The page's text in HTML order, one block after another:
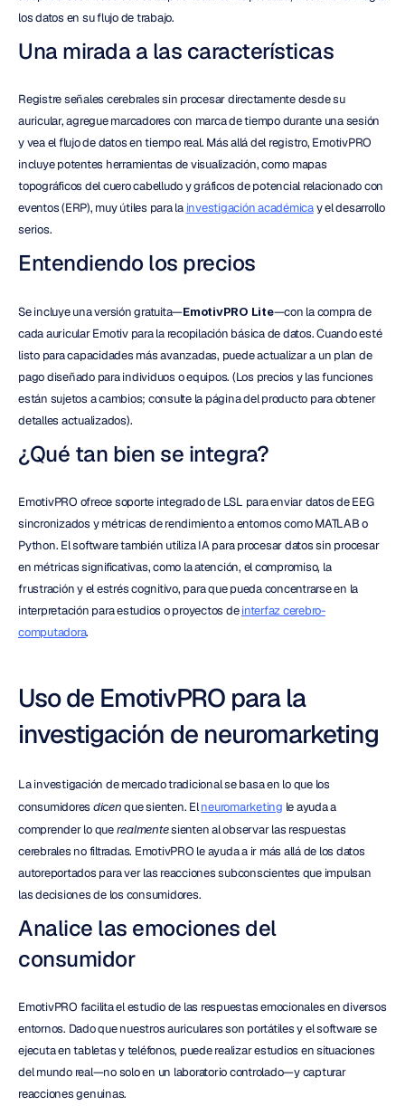
los datos en su flujo de trabajo.
Una mirada a las características
Registre señales cerebrales sin procesar directamente desde su
auricular, agregue marcadores con marca de tiempo durante una sesión
y vea el flujo de datos en tiempo real. Más allá del registro, EmotivPRO
incluye potentes herramientas de visualización, como mapas
topográficos del cuero cabelludo y gráficos de potencial relacionado con
eventos (ERP), muy útiles para la investigación académica y el desarrollo
serios.
Entendiendo los precios
Se incluye una versión gratuita—EmotivPRO Lite—con la compra de
cada auricular Emotiv para la recopilación básica de datos. Cuando esté
listo para capacidades más avanzadas, puede actualizar a un plan de
pago diseñado para individuos o equipos. (Los precios y las funciones
están sujetos a cambios; consulte la página del producto para obtener
detalles actualizados).
¿Qué tan bien se integra?
EmotivPRO ofrece soporte integrado de LSL para enviar datos de EEG
sincronizados y métricas de rendimiento a entornos como MATLAB o
Python. El software también utiliza IA para procesar datos sin procesar
en métricas significativas, como la atención, el compromiso, la
frustración y el estrés cognitivo, para que pueda concentrarse en la
interpretación para estudios o proyectos de interfaz cerebro-
computadora.
Uso de EmotivPRO para la
investigación de neuromarketing
La investigación de mercado tradicional se basa en lo que los
consumidores dicen que sienten. El neuromarketing le ayuda a
comprender lo que realmente sienten al observar las respuestas
cerebrales no filtradas. EmotivPRO le ayuda a ir más allá de los datos
autoreportados para ver las reacciones subconscientes que impulsan
las decisiones de los consumidores.
Analice las emociones del
consumidor
EmotivPRO facilita el estudio de las respuestas emocionales en diversos
entornos. Dado que nuestros auriculares son portátiles y el software se
ejecuta en tabletas y teléfonos, puede realizar estudios en situaciones
del mundo real—no solo en un laboratorio controlado—y capturar
reacciones genuinas.